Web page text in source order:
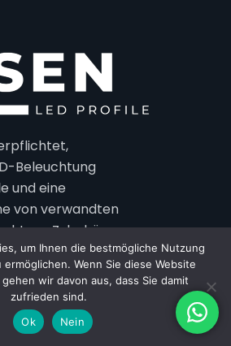
Beleuchtung
und eine
von verwandten
Zubehör zu
um Ihnen die bestmögliche Nutzung
Wenn Sie diese Website
wir davon aus, dass Sie damit
zufrieden sind.
Ok
Nein